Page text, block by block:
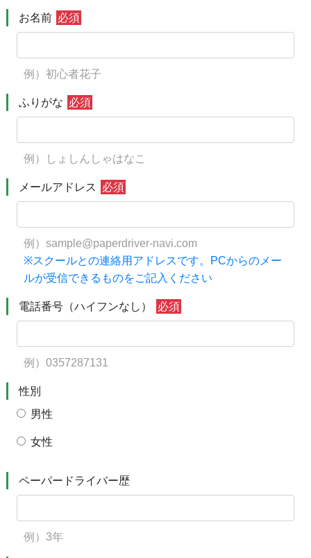
お名前 必須
例）初心者花子
ふりがな 必須
例）しょしんしゃはなこ
メールアドレス 必須
例）sample@paperdriver-navi.com
※スクールとの連絡用アドレスです。PCからのメー
ルが受信できるものをご記入ください
電話番号（ハイフンなし） 必須
例）0357287131
性別
男性
女性
ペーパードライバー歴
例）3年